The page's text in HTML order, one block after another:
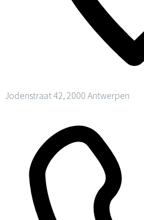
Jodenstraat 42, 2000 Antwerpen